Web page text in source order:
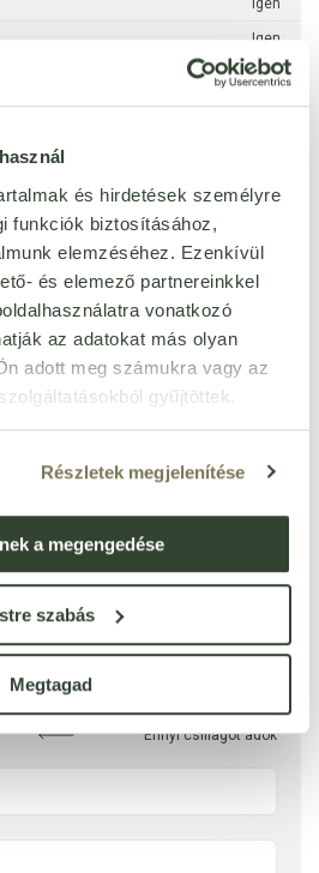
és hirdetések személyre
funkciók biztosításához,
elemzéséhez. Ezenkívül
és elemező partnereinkkel
vonatkozó
az adatokat más olyan
adott meg számukra vagy az
gyűjtöttek.
Részletek megjelenítése
a megengedése
szabás
Megtagad
Igen
Igen
7,2 g
9,6 g
nem értékelte. Legyél Te az
Ennyi csillagot adok